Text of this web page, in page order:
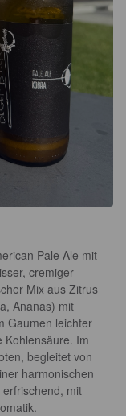
Pale Ale mit
cremiger
Mix aus Zitrus
Ananas) mit
Gaumen leichter
Kohlensäure. Im
begleitet von
harmonischen
mit